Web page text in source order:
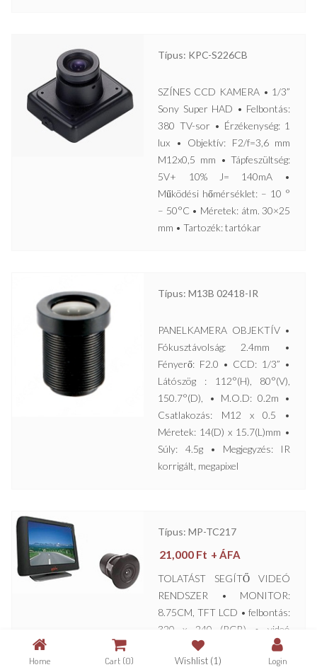
Típus: KPC-S226CB
SZÍNES CCD KAMERA • 1/3”
Sony Super HAD • Felbontás:
380 TV-sor • Érzékenység: 1
lux • Objektív: F2/f=3,6 mm
M12x0,5 mm • Tápfeszültség:
5V+ 10% J= 140mA •
Működési hőmérséklet: – 10 °
– 50°C • Méretek: átm. 30×25
mm • Tartozék: tartókar
Típus: M13B 02418-IR
PANELKAMERA OBJEKTÍV •
Fókusztávolság: 2.4mm •
Fényerő: F2.0 • CCD: 1/3” •
Látószög : 112°(H), 80°(V),
150.7°(D), • M.O.D: 0.2m •
Csatlakozás: M12 x 0.5 •
Méretek: 14(D) x 15.7(L)mm •
Súly: 4.5g • Megjegyzés: IR
korrigált, megapixel
Típus: MP-TC217
21,000 Ft + ÁFA
TOLATÁST SEGÍTŐ VIDEÓ
RENDSZER • MONITOR:
8.75CM, TFT LCD • felbontás:
320 x 240 (RGB) • videó
bemenet: 1Vpp, 75Ω, RCA,
CVBS • videó raszter a tolatás
Home Cart (0) Wishlist (1) Login